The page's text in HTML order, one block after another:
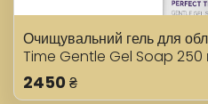
Очищувальний гель для
Time Gentle Gel Soap 250
2450 ₴